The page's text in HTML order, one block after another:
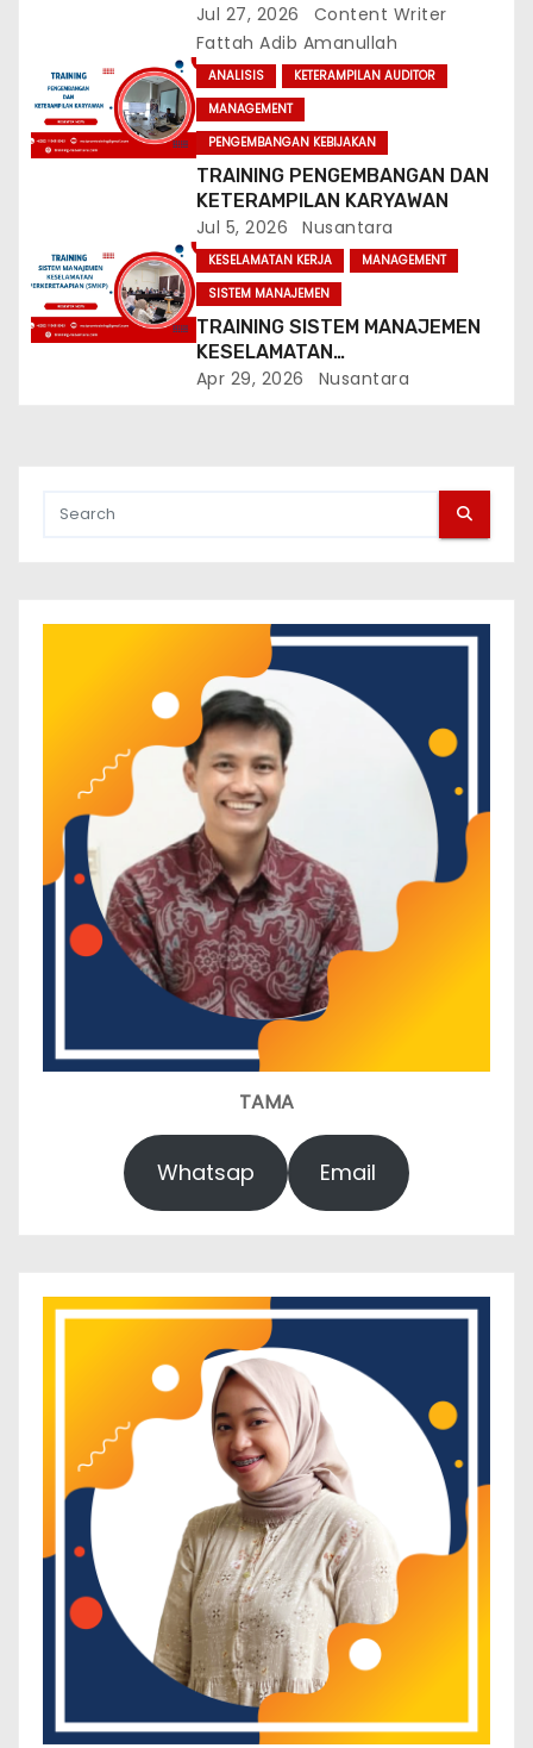
n
Jul 27, 2026
Content Writer
Fattah Adib Amanullah
ANALISIS
KETERAMPILAN AUDITOR
MANAGEMENT
PENGEMBANGAN KEBIJAKAN
TRAINING PENGEMBANGAN DAN
KETERAMPILAN KARYAWAN
Jul 5, 2026 Nusantara
KESELAMATAN KERJA
MANAGEMENT
SISTEM MANAJEMEN
TRAINING SISTEM MANAJEMEN
KESELAMATAN
PERKERETAAPIAN (SMKP)
Apr 29, 2026 Nusantara
TAMA
Whatsap Email